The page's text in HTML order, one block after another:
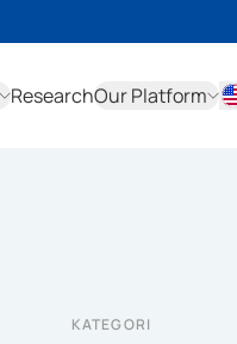
ResearchOur Platform
KATEGORI